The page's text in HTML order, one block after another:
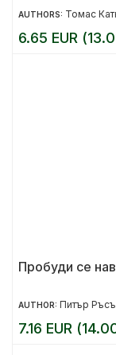
AUTHORS: Томас
6.65 EUR
Пробуди се
AUTHOR: Питър
7.16 EUR